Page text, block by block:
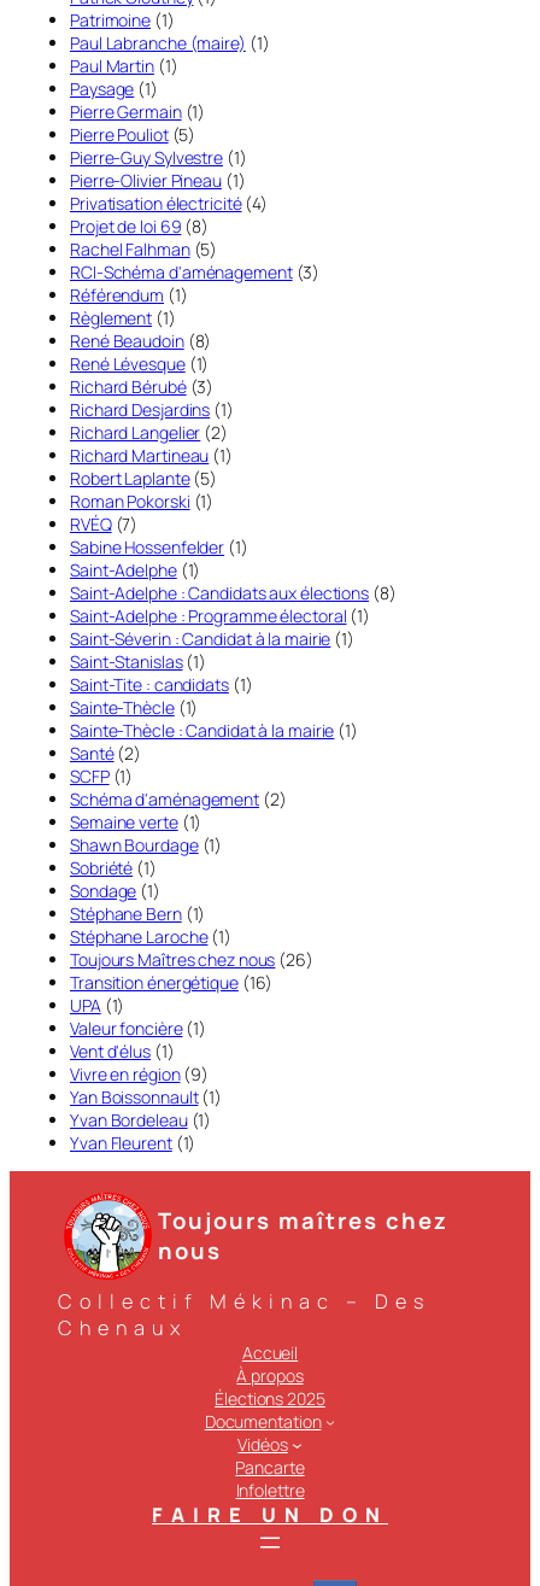
Patrimoine (1)
Paul Labranche (maire) (1)
Paul Martin(1)
Paysage (1)
Pierre Germain(1)
Pierre Pouliot(5)
Pierre-Guy Sylvestre (1)
Pierre-Olivier Pineau(1)
Privatisation électricité(4)
Projet de loi 69 (8)
Rachel Falhman(5)
RCI-Schéma d'aménagement(3)
Référendum (1)
Règlement (1)
René Beaudoin(8)
René Lévesque(1)
Richard Bérubé(3)
Richard Desjardins (1)
Richard Langelier (2)
Richard Martineau (1)
Robert Laplante(5)
Roman Pokorski (1)
RVÉQ(7)
Sabine Hossenfelder (1)
Saint-Adelphe(1)
Saint-Adelphe : Candidats aux élections (8)
Saint-Adelphe : Programme électoral (1)
Saint-Séverin : Candidat à la mairie (1)
Saint-Stanislas(1)
Saint-Tite : candidats(1)
Sainte-Thècle(1)
Sainte-Thècle : Candidat à la mairie (1)
Santé(2)
SCFP(1)
Schéma d'aménagement (2)
Semaine verte(1)
Shawn Bourdage(1)
Sobriété (1)
Sondage (1)
Stéphane Bern(1)
Stéphane Laroche(1)
Toujours Maîtres chez nous (26)
Transition énergétique(16)
UPA(1)
Valeur foncière(1)
Vent d'élus(1)
Vivre en région(9)
Yan Boissonnault(1)
Yvan Bordeleau(1)
Yvan Fleurent(1)
Toujours maîtres chez
nous
Collectif Mékinac – Des
Chenaux
Accueil
À propos
Élections 2025
Documentation
Vidéos
Pancarte
Infolettre
FAIRE UN DON